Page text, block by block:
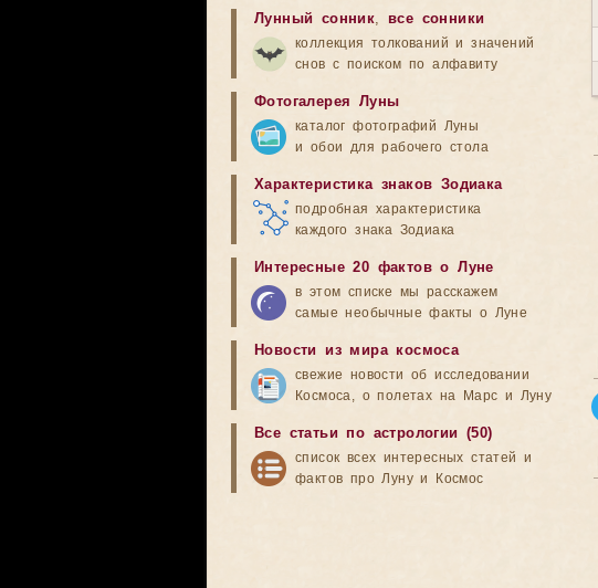
Лунный сонник, все сонники
коллекция толкований и значений
снов с поиском по алфавиту
Фотогалерея Луны
каталог фотографий Луны
и обои для рабочего стола
Характеристика знаков Зодиака
подробная характеристика
каждого знака Зодиака
Интересные 20 фактов о Луне
в этом списке мы расскажем
самые необычные факты о Луне
Новости из мира космоса
свежие новости об исследовании
Космоса, о полетах на Марс и Луну
Все статьи по астрологии (50)
список всех интересных статей и
фактов про Луну и Космос